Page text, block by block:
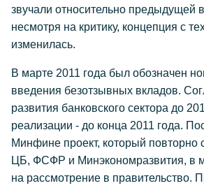
звучали относительно предыдущей
несмотря на критику, концепция с
изменилась.
В марте 2011 года был обозначен
введения безотзывных вкладов.
развития банковского сектора до
реализации - до конца 2011 года.
Минфине проект, который повторно
ЦБ, ФСФР и Минэкономразвития, в
на рассмотрение в правительство.